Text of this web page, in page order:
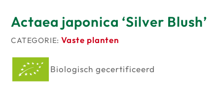
Actaea japonica ‘Silver Blush’
CATEGORIE: Vaste planten
Biologisch gecertificeerd